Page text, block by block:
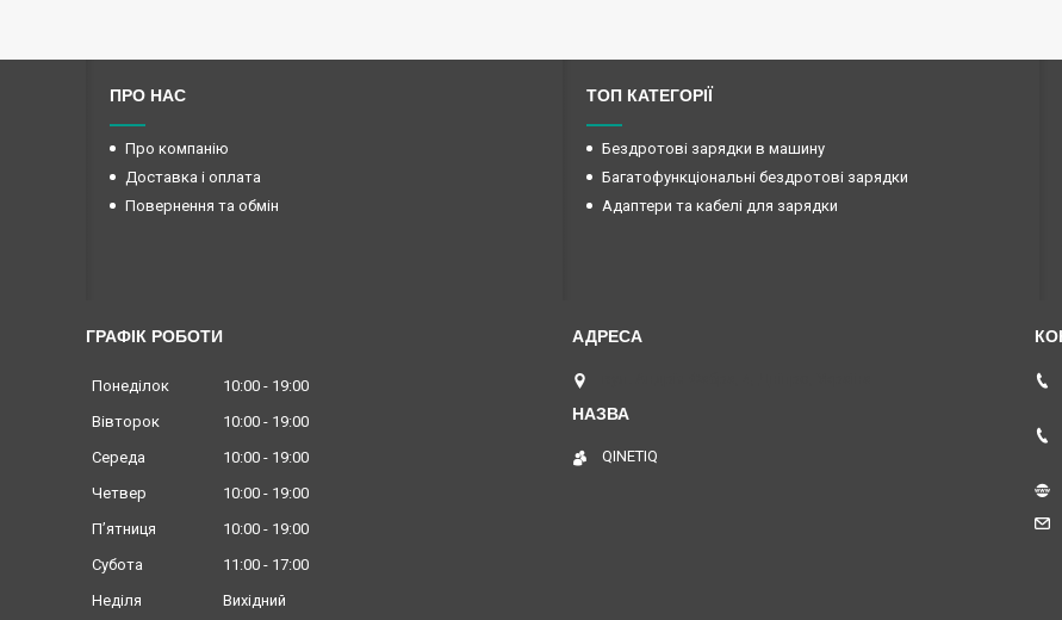
ПРО НАС
Про компанію
Доставка і оплата
Повернення та обмін
ТОП КАТЕГОРІЇ
Бездротові зарядки в машину
Багатофункціональні бездротові зарядки
Адаптери та кабелі для зарядки
ГРАФІК РОБОТИ
Понеділок 10:00
19:00
Вівторок
10:00
19:00
Середа
10:00
19:00
Четвер
10:00
19:00
Пʼятниця
10:00
19:00
Субота
11:00
17:00
Неділя
Вихідний
QINETIQ